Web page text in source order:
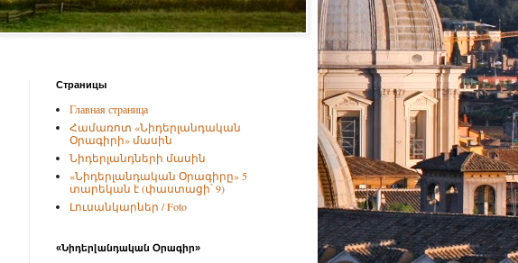
Страницы
Главная страница
Համառոտ «Նիդերլանդական
Օրագիրի» մասին
Նիդերլանդների մասին
«Նիդերլանդական Օրագիրը» 5
տարեկան է (փաստացի՝ 9)
Լուսանկարներ / Foto
«Նիդերլանդական Օրագիր»